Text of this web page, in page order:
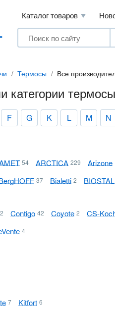
Каталог товаров
Термосы Все
категории термосы
F G K L M
N
54 ARCTICA 229 Arizone
37 Bialetti 2
BIOSTAL
Contigo 42 Coyote 2 CS-
4
7 Kitfort 6